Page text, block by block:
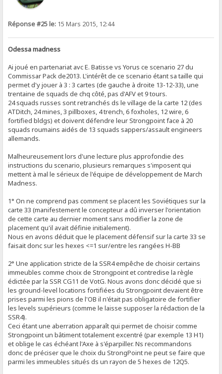
Réponse #25 le: 15 Mars 2015, 12:44
Odessa madness
Ai joué en partenariat avc E. Batisse vs Yorus ce scenario 27 du
Commissar Pack de2013. L'intérêt de ce scenario étant sa taille qui
permet d'y jouer à 3 : 3 cartes (de gauche à droite 13-12-33), une
trentaine de squads de chq côté, pas d'AFV et 9 tours.
24 squads russes sont retranchés ds le village de la carte 12 (des
ATDitch, 24 mines, 3 pillboxes, 4 trench, 6 foxholes, 12 wire, 6
fortified bldgs) et doivent défendre leur Strongpoint face à 20
squads roumains aidés de 13 squads sappers/assault engineers
allemands.
Malheureusement lors d'une lecture plus approfondie des
instructions du scenario, plusieurs remarques s'imposent qui
mettent à mal le sérieux de l'équipe de développement de March
Madness.
1° On ne comprend pas comment se placent les Soviétiques sur la
carte 33 (manifestement le concepteur a dû inverser l'orientation
de cette carte au dernier moment sans modifier la zone de
placement qu'il avait définie initialement).
Nous en avons déduit que le placement défensif sur la carte 33 se
faisait donc sur les hexes <=1 sur/entre les rangées H-BB
2° Une application stricte de la SSR4 empêche de choisir certains
immeubles comme choix de Strongpoint et contredise la règle
édictée par la SSR CG11 de VotG. Nous avons donc décidé que si
les ground-level locations fortifiées du Strongpoint devaient être
prises parmi les pions de l'OB il n'était pas obligatoire de fortifier
les levels supérieurs (comme le laisse supposer la rédaction de la
SSR4).
Ceci étant une aberration apparaît qui permet de choisir comme
Strongpoint un bâtiment totalement excentré (par exemple 13 H1)
et oblige le cas échéant l'Axe à s'éparpiller. Ns recommandons
donc de préciser que le choix du StrongPoint ne peut se faire que
parmi les immeubles situés ds un rayon de 5 hexes de 12Q5.